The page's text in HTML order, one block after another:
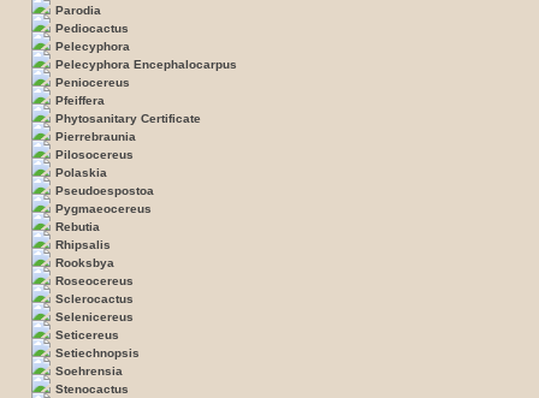
Parodia
Pediocactus
Pelecyphora
Pelecyphora Encephalocarpus
Peniocereus
Pfeiffera
Phytosanitary Certificate
Pierrebraunia
Pilosocereus
Polaskia
Pseudoespostoa
Pygmaeocereus
Rebutia
Rhipsalis
Rooksbya
Roseocereus
Sclerocactus
Selenicereus
Seticereus
Setiechnopsis
Soehrensia
Stenocactus